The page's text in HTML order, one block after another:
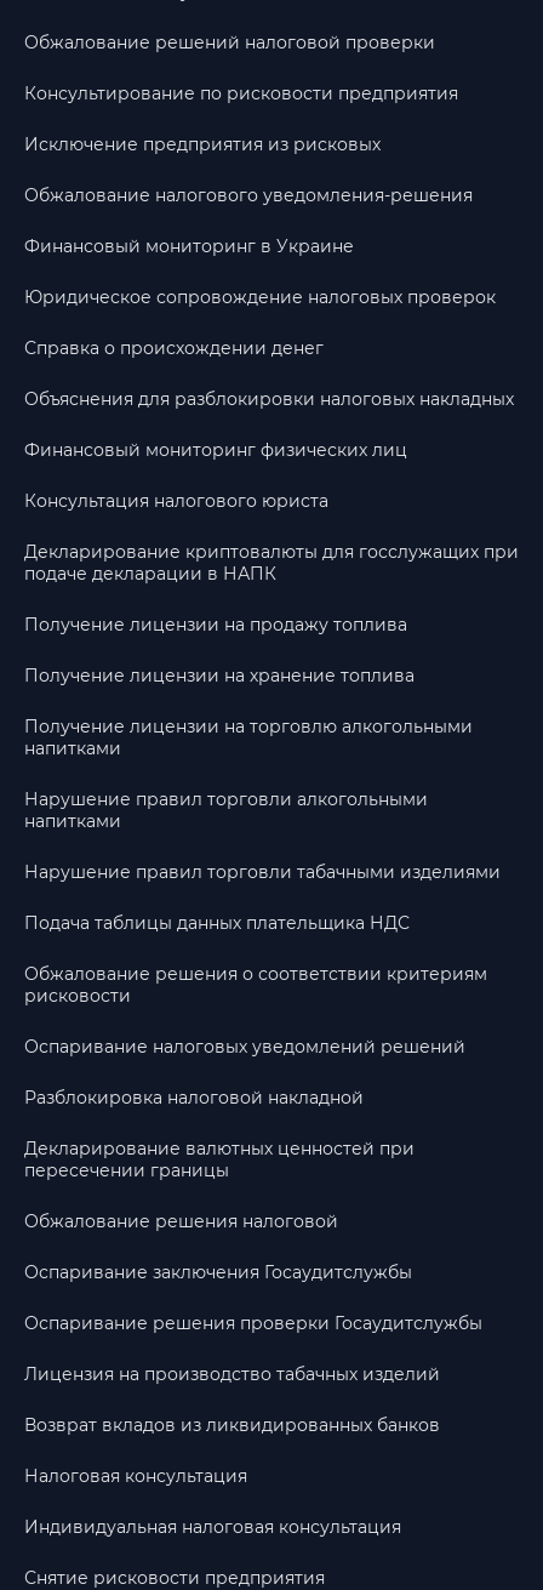
Обжалование решений налоговой проверки
Консультирование по рисковости предприятия
Исключение предприятия из рисковых
Обжалование налогового уведомления-решения
Финансовый мониторинг в Украине
Юридическое сопровождение налоговых проверок
Справка о происхождении денег
Объяснения для разблокировки налоговых накладных
Финансовый мониторинг физических лиц
Консультация налогового юриста
Декларирование криптовалюты для госслужащих при
подаче декларации в НАПК
Получение лицензии на продажу топлива
Получение лицензии на хранение топлива
Получение лицензии на торговлю алкогольными
напитками
Нарушение правил торговли алкогольными
напитками
Нарушение правил торговли табачными изделиями
Подача таблицы данных плательщика НДС
Обжалование решения о соответствии критериям
рисковости
Оспаривание налоговых уведомлений решений
Разблокировка налоговой накладной
Декларирование валютных ценностей при
пересечении границы
Обжалование решения налоговой
Оспаривание заключения Госаудитслужбы
Оспаривание решения проверки Госаудитслужбы
Лицензия на производство табачных изделий
Возврат вкладов из ликвидированных банков
Налоговая консультация
Индивидуальная налоговая консультация
Снятие рисковости предприятия